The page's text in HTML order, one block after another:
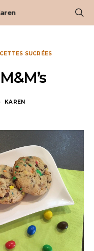
SUCRÉES
KAREN